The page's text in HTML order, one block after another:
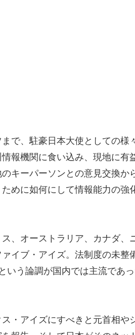
で、駐豪日本大使としての様
報機関に食い込み、現地に有
キーパーソンとの意見交換か
めに如何にして情報能力の強
、オーストラリア、カナダ、
イブ・アイズ。法制度の未整
いう論調が国内では主流であ
・アイズにすべきと元首相や